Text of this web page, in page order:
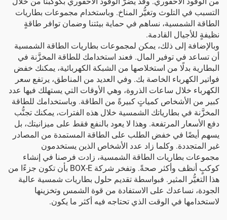
التسبب في التلوث وتغيُّر المناخ. وباستخدام مجموعات بطاريات
الطاقة الشمسية، نساهم في حماية بيئتنا وضمان توافر طاقةٍ
نظيفةٍ للأجيال القادمة.
وبالإضافة إلى ذلك، يمكن لمجموعات بطاريات الطاقة الشمسية
أن تساعد في توفير المال. فعند استخدامك للطاقة المخزَّنة في
البطارية بدلًا من استخلاصها من الشبكة الكهربائية، يمكنك خفض
فواتير الكهرباء الخاصة بك. وفي العديد من المناطق، يرتفع سعر
الكهرباء خلال ساعات الذروة، وهي الأوقات التي يستهلك فيها عدد
كبير من الأشخاص كمياتٍ كبيرةً من الطاقة. وباستخدامك للطاقة
المخزَّنة في بطارياتك الشمسية خلال هذه الفترات، يمكنك تجنُّب
دفع الأسعار المرتفعة. وهذا لا يعود بالنفع فقط على ميزانيتك، بل
يسهم أيضًا في خفض الطلب على الطاقة المستمدة من المصادر
غير المتجددة. وكلما زاد عدد الأشخاص الذين يستخدمون
مجموعات بطاريات الطاقة الشمسية، زادت فرصنا في إنشاء
كوكبٍ أنظف وأكثر صحةً. وتفخر شركة BOX-E بأن تكون جزءًا من
هذا التغيُّر المثير. فبواسطة تقديم حلول بطاريات شمسية عالية
الجودة، نساعدك على الاستفادة من قوة الشمس وتخزينها
لاستخدامها في الوقت الذي تحتاجه فيه أكثر ما يكون.